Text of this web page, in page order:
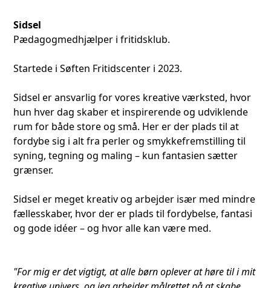
Sidsel
Pædagogmedhjælper i fritidsklub.
Startede i Søften Fritidscenter i 2023.
Sidsel er ansvarlig for vores kreative værksted, hvor
hun hver dag skaber et inspirerende og udviklende
rum for både store og små. Her er der plads til at
fordybe sig i alt fra perler og smykkefremstilling til
syning, tegning og maling – kun fantasien sætter
grænser.
Sidsel er meget kreativ og arbejder især med mindre
fællesskaber, hvor der er plads til fordybelse, fantasi
og gode idéer – og hvor alle kan være med.
"For mig er det vigtigt, at alle børn oplever at høre til i mit